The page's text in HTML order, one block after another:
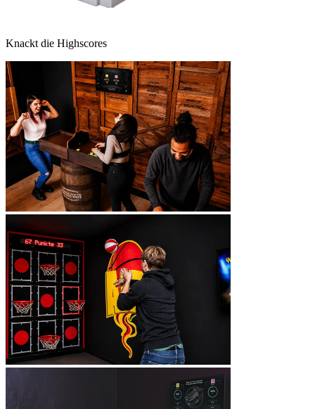
Knackt die Highscores